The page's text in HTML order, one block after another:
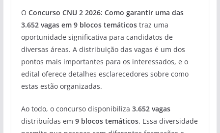
O Concurso CNU 2 2026: Como garantir uma das
3.652 vagas em 9 blocos temáticostraz uma
oportunidade significativa para candidatos de
diversas áreas. A distribuição das vagas é um dos
pontos mais importantes para os interessados, e o
edital oferece detalhes esclarecedores sobre como
estas estão organizadas.
Ao todo, o concurso disponibiliza 3.652 vagas
distribuídas em 9 blocos temáticos. Essa diversidade